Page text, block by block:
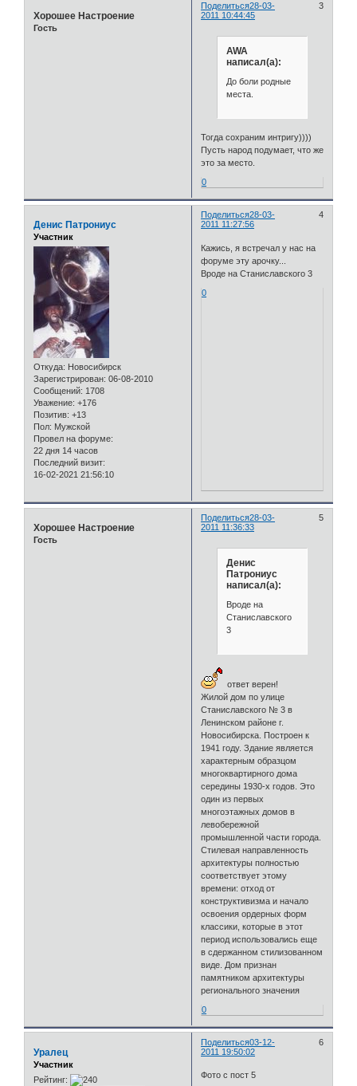
Поделиться 3
28-03-
2011 10:44:45
Хорошее Настроение
Гость
AWA
написал(а):
До боли родные
места.
Тогда сохраним интригу))))
Пусть народ подумает, что же
это за место.
0
Поделиться 4
28-03-
2011 11:27:56
Денис Патрониус
Участник
Откуда: Новосибирск
Зарегистрирован: 06-08-2010
Сообщений: 1708
Уважение: +176
Позитив: +13
Пол: Мужской
Провел на форуме:
22 дня 14 часов
Последний визит:
16-02-2021 21:56:10
Кажись, я встречал у нас на
форуме эту арочку...
Вроде на Станиславского 3
0
Поделиться 5
28-03-
2011 11:36:33
Хорошее Настроение
Гость
Денис
Патрониус
написал(а):
Вроде на
Станиславского
3
ответ верен!
Жилой дом по улице
Станиславского № 3 в
Ленинском районе г.
Новосибирска. Построен к
1941 году. Здание является
характерным образцом
многоквартирного дома
середины 1930-х годов. Это
один из первых
многоэтажных домов в
левобережной
промышленной части города.
Стилевая направленность
архитектуры полностью
соответствует этому
времени: отход от
конструктивизма и начало
освоения ордерных форм
классики, которые в этот
период использовались еще
в сдержанном стилизованном
виде. Дом признан
памятником архитектуры
регионального значения
0
Поделиться 6
03-12-
2011 19:50:02
Уралец
Участник
Рейтинг:
Фото с пост 5